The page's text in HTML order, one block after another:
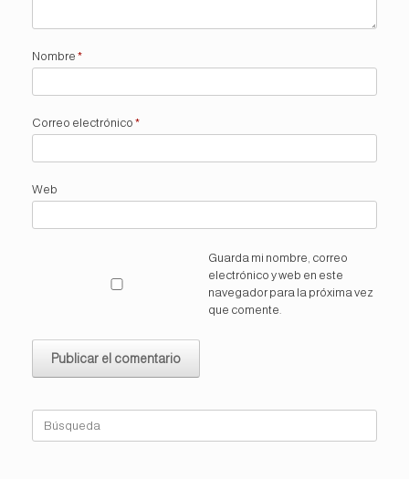
Nombre *
Correo electrónico *
Web
Guarda mi nombre, correo
electrónico y web en este
navegador para la próxima vez
que comente.